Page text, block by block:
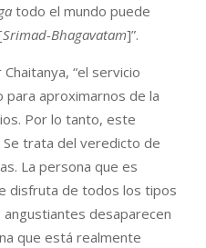
todo el mundo puede
Srimad-Bhagavatam]”.
Chaitanya, “el servicio
para aproximarnos de la
Por lo tanto, este
Se trata del veredicto de
La persona que es
disfruta de todos los tipos
angustiantes desaparecen
que está realmente